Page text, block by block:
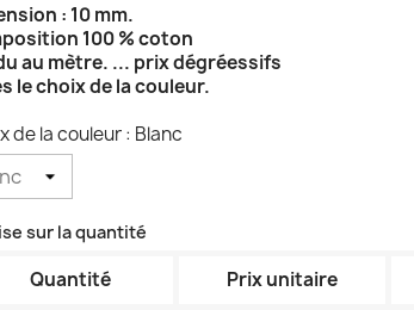
: 10 mm.
100 % coton
au mètre. ... prix dégréessifs
le choix de la couleur.
de la couleur : Blanc
sur la quantité
Quantité Prix unitaire